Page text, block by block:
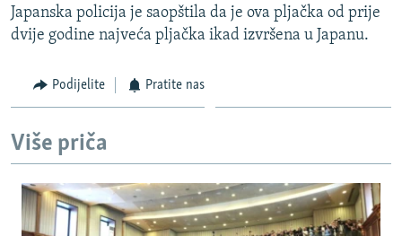
ISPRIČAJ MI
DNEVNO@RSE
SPECIJALI RSE
GENOCID U SREBRENICI
TV LIBERTY
PRATITE NAS
Sve RFE/RL stranice
Japanska policija je saopštila da je ova pljačka od prije
dvije godine najveća pljačka ikad izvršena u Japanu.
Podijelite Pratite nas
Više priča